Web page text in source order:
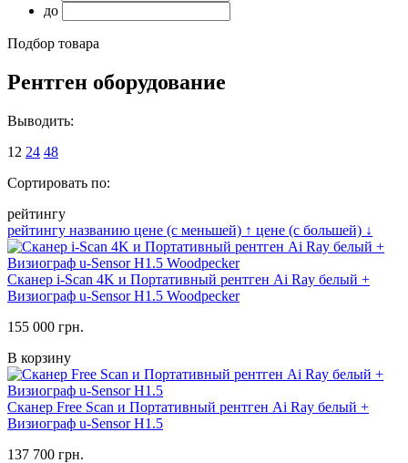
до
Подбор товара
Рентген оборудование
Выводить:
12 24 48
Сортировать по:
рейтингу
рейтингу названию цене (с меньшей) ↑ цене (с большей) ↓
Сканер i-Scan 4K и Портативный рентген Ai Ray белый +
Визиограф u-Sensor H1.5 Woodpecker
155 000 грн.
В корзину
Сканер Free Scan и Портативный рентген Ai Ray белый +
Визиограф u-Sensor H1.5
137 700 грн.